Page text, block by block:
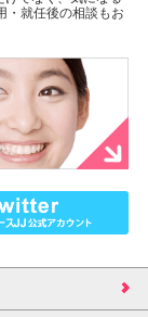
・就任後の相談もお